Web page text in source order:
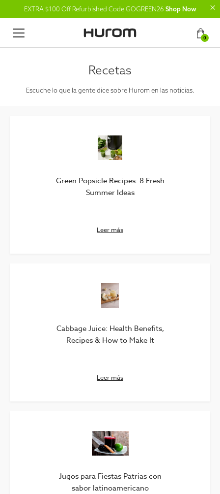
EXTRA $100 Off Refurbished Code GOGREEN26 Shop Now
0
Recetas
Escuche lo que la gente dice sobre Hurom en las noticias.
Green Popsicle Recipes: 8 Fresh
Summer Ideas
Leer más
Cabbage Juice: Health Benefits,
Recipes & How to Make It
Leer más
Jugos para Fiestas Patrias con
sabor latinoamericano